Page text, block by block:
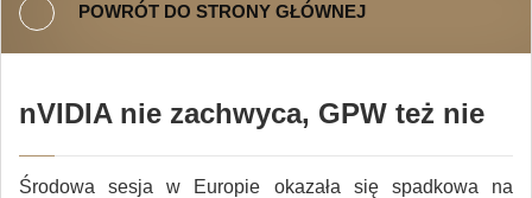
POWRÓT DO STRONY GŁÓWNEJ
nVIDIA nie zachwyca, GPW też nie
Środowa sesja w Europie okazała się spadkowa na